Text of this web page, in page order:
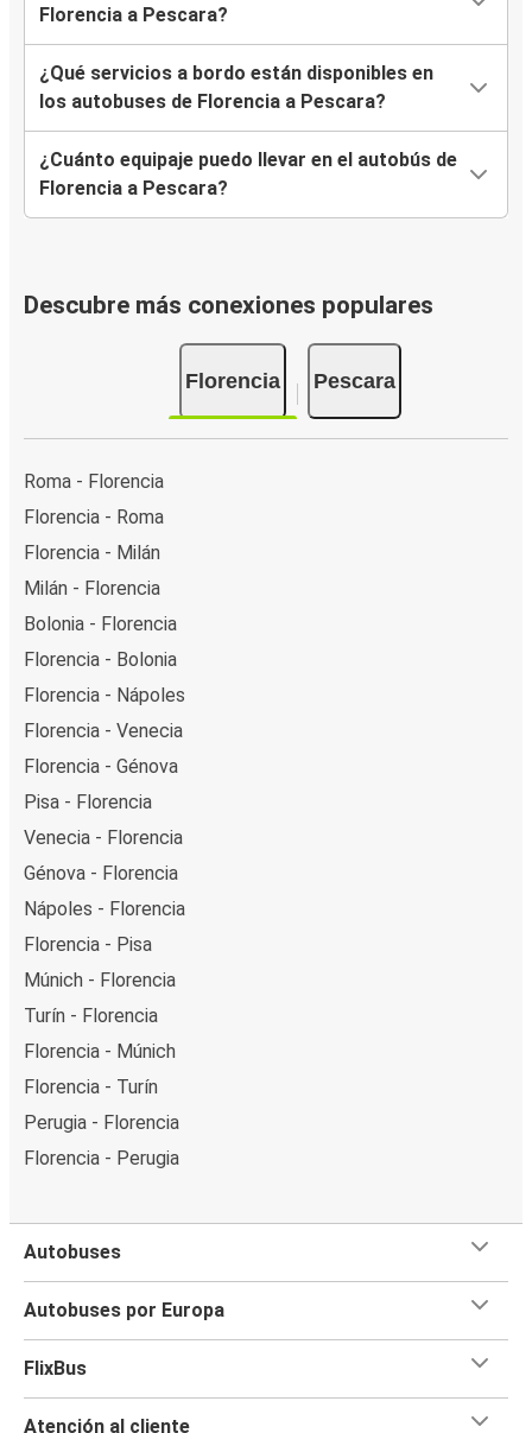
Florencia a Pescara?
¿Qué servicios a bordo están disponibles en
los autobuses de Florencia a Pescara?
¿Cuánto equipaje puedo llevar en el autobús de
Florencia a Pescara?
Descubre más conexiones populares
Florencia Pescara
Roma - Florencia
Florencia - Roma
Florencia - Milán
Milán - Florencia
Bolonia - Florencia
Florencia - Bolonia
Florencia - Nápoles
Florencia - Venecia
Florencia - Génova
Pisa - Florencia
Venecia - Florencia
Génova - Florencia
Nápoles - Florencia
Florencia - Pisa
Múnich - Florencia
Turín - Florencia
Florencia - Múnich
Florencia - Turín
Perugia - Florencia
Florencia - Perugia
Autobuses
Autobuses por Europa
FlixBus
Atención al cliente